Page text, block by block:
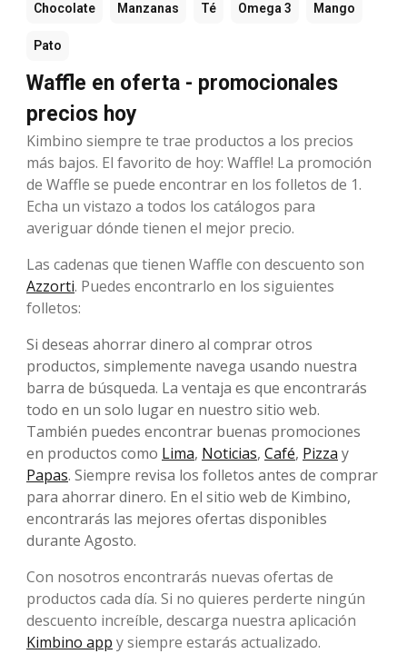
Chocolate Manzanas Té Omega 3 Mango
Pato
Waffle en oferta - promocionales
precios hoy
Kimbino siempre te trae productos a los precios
más bajos. El favorito de hoy: Waffle! La promoción
de Waffle se puede encontrar en los folletos de 1.
Echa un vistazo a todos los catálogos para
averiguar dónde tienen el mejor precio.
Las cadenas que tienen Waffle con descuento son
Azzorti. Puedes encontrarlo en los siguientes
folletos:
Si deseas ahorrar dinero al comprar otros
productos, simplemente navega usando nuestra
barra de búsqueda. La ventaja es que encontrarás
todo en un solo lugar en nuestro sitio web.
También puedes encontrar buenas promociones
en productos como Lima, Noticias, Café, Pizza y
Papas. Siempre revisa los folletos antes de comprar
para ahorrar dinero. En el sitio web de Kimbino,
encontrarás las mejores ofertas disponibles
durante Agosto.
Con nosotros encontrarás nuevas ofertas de
productos cada día. Si no quieres perderte ningún
descuento increíble, descarga nuestra aplicación
Kimbino app y siempre estarás actualizado.